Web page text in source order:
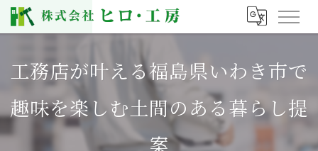
工務店が叶える福島県いわき市で
趣味を楽しむ土間のある暮らし提
案